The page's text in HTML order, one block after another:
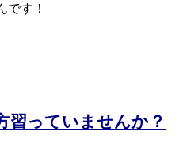
です！
習っていませんか？